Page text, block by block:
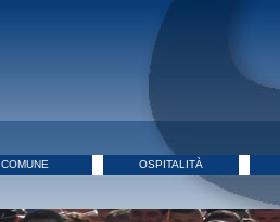
COMUNE OSPITALITÀ